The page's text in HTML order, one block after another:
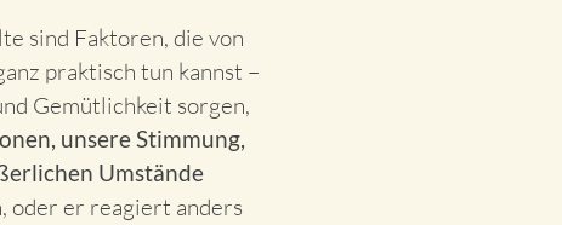
sind Faktoren, die von
praktisch tun kannst –
Gemütlichkeit sorgen,
unsere Stimmung,
Umstände
oder er reagiert anders